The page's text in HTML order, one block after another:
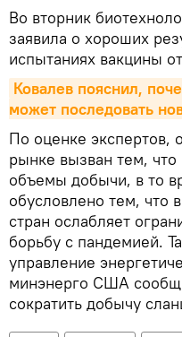
Во вторник
заявила о хороших
испытаниях вакцины
Ковалев пояснил,
может последовать
По оценке экспертов,
рынке вызван тем,
объемы добычи, в то
обусловлено тем, что
стран ослабляет
борьбу с пандемией.
управление
минэнерго США
сократить добычу